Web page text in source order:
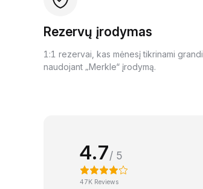
Rezervų įrodymas
1:1 rezervai, kas mėnesį tikrinami
naudojant „Merkle“ įrodymą.
4.7/ 5
47K Reviews